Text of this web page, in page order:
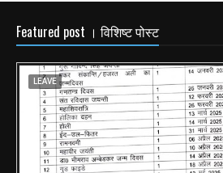
Featured post । विशिष्ट पोस्ट
LEAVE